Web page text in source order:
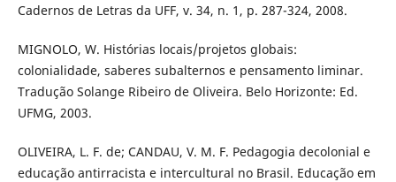
Cadernos de Letras da UFF, v. 34, n. 1, p. 287-324, 2008.
MIGNOLO, W. Histórias locais/projetos globais:
colonialidade, saberes subalternos e pensamento liminar.
Tradução Solange Ribeiro de Oliveira. Belo Horizonte: Ed.
UFMG, 2003.
OLIVEIRA, L. F. de; CANDAU, V. M. F. Pedagogia decolonial e
educação antirracista e intercultural no Brasil. Educação em